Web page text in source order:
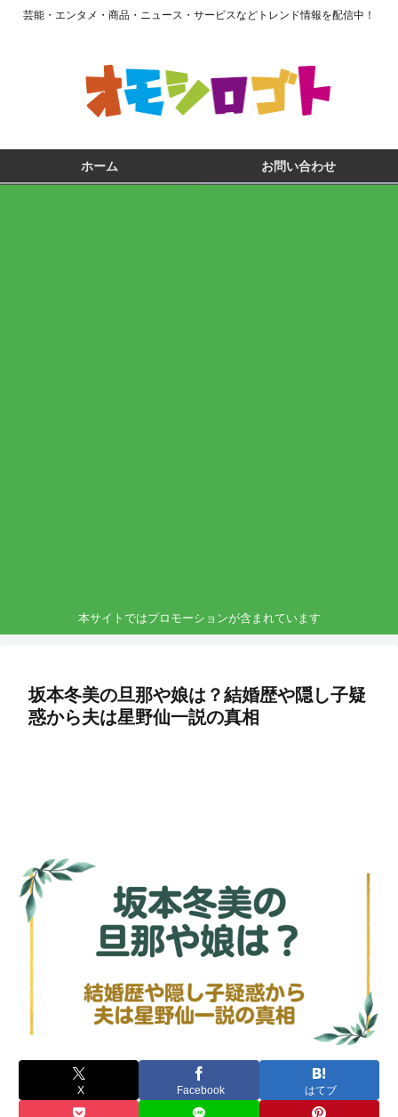
芸能・エンタメ・商品・ニュース・サービスなどトレンド情報を配信中！
ホーム お問い合わせ
本サイトではプロモーションが含まれています
坂本冬美の旦那や娘は？結婚歴や隠し子疑
惑から夫は星野仙一説の真相
X Facebook はてブ